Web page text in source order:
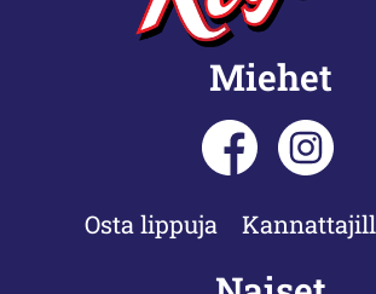
Miehet
Osta lippuja